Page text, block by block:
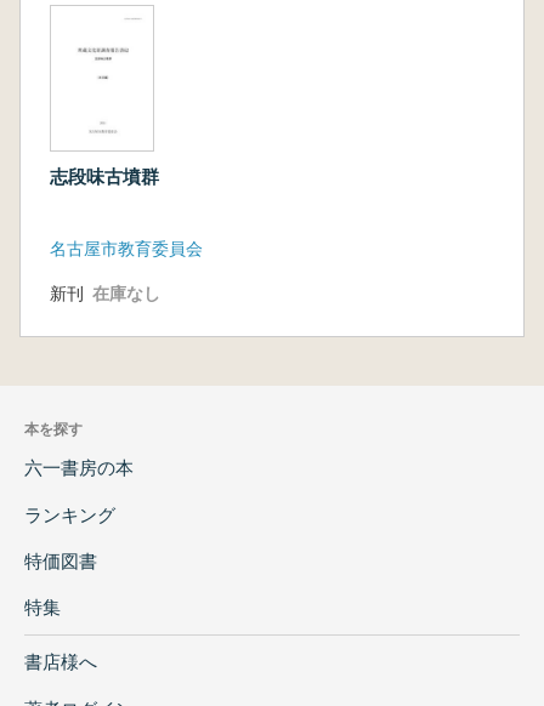
志段味古墳群
名古屋市教育委員会
新刊 在庫なし
本を探す
六一書房の本
ランキング
特価図書
特集
書店様へ